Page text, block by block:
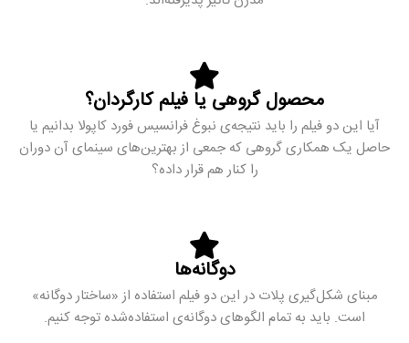
محصول گروهی یا فیلم کارگردان؟
آیا این دو فیلم را باید نتیجه‌ی نبوغ فرانسیس فورد کاپولا بدانیم یا
حاصل یک همکاری گروهی که جمعی از بهترین‌های سینمای آن دوران
را کنار هم قرار داده؟
دوگانه‌ها
مبنای شکل‌گیری پلات در این دو فیلم استفاده از «ساختار دوگانه»
است. باید به تمام الگوهای دوگانه‌ی استفاده‌شده توجه کنیم.